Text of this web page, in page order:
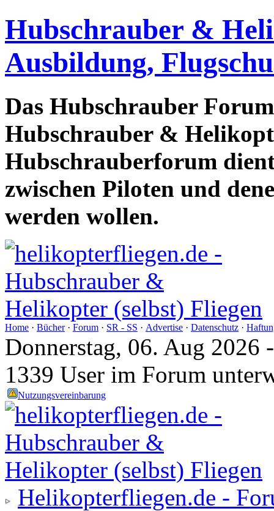
Hubschrauber &
Ausbildung,
Das Hubschrauber
Hubschrauber &
Hubschrauberforum
zwischen Piloten und
werden wollen.
Home · Bücher· Forum · SR - SS · Advertise · Datenschutz ·
Donnerstag, 06. Aug 2026
1339 User im Forum
Nutzungsvereinbarung
Helikopterfliegen.de -